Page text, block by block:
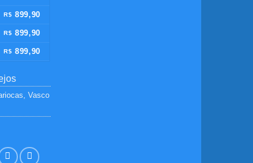
R$ 899,90
R$ 899,90
R$ 899,90
,Vasco